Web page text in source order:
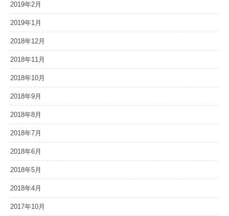
2019年2月
2019年1月
2018年12月
2018年11月
2018年10月
2018年9月
2018年8月
2018年7月
2018年6月
2018年5月
2018年4月
2017年10月